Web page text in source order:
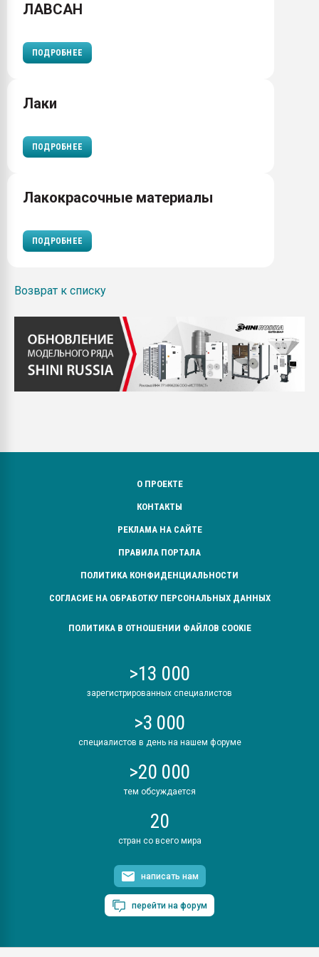
ЛАВСАН
ПОДРОБНЕЕ
Лаки
ПОДРОБНЕЕ
Лакокрасочные материалы
ПОДРОБНЕЕ
Возврат к списку
О ПРОЕКТЕ
КОНТАКТЫ
РЕКЛАМА НА САЙТЕ
ПРАВИЛА ПОРТАЛА
ПОЛИТИКА КОНФИДЕНЦИАЛЬНОСТИ
СОГЛАСИЕ НА ОБРАБОТКУ ПЕРСОНАЛЬНЫХ ДАННЫХ
ПОЛИТИКА В ОТНОШЕНИИ ФАЙЛОВ COOKIE
>13 000
зарегистрированных специалистов
>3 000
специалистов в день на нашем форуме
>20 000
тем обсуждается
20
стран со всего мира
написать нам
перейти на форум